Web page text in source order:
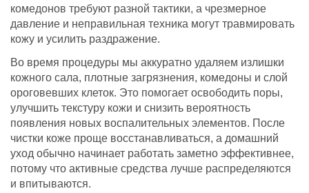
комедонов требуют разной тактики, а чрезмерное
давление и неправильная техника могут травмировать
кожу и усилить раздражение.
Во время процедуры мы аккуратно удаляем излишки
кожного сала, плотные загрязнения, комедоны и слой
ороговевших клеток. Это помогает освободить поры,
улучшить текстуру кожи и снизить вероятность
появления новых воспалительных элементов. После
чистки коже проще восстанавливаться, а домашний
уход обычно начинает работать заметно эффективнее,
потому что активные средства лучше распределяются
и впитываются.
Срок действия сертификата – 1 год с
момента покупки.
Номинал сертификата
Подробную информацию о покупке и
использовании сертификата можно узнать у
администратора или по телефону+7 (923)
495-10-10.